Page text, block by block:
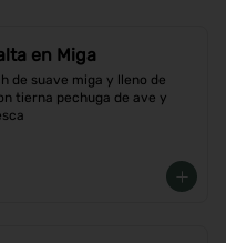
en Miga
de suave miga y lleno de
tierna pechuga de ave y